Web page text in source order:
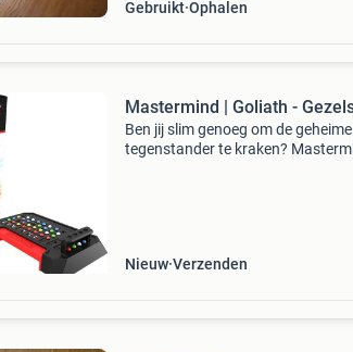
Gebruikt Ophalen
Mastermind | Goliath -
Ben jij slim genoeg om de
tegenstander te kraken?
Nieuw Verzenden